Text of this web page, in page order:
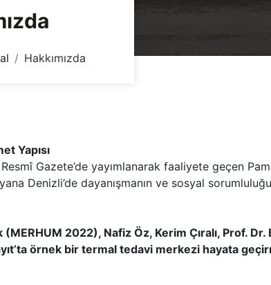
Hakkımızda
Yapısı
Gazete’de yayımlanarak faaliyete geçen
Denizli’de dayanışmanın ve sosyal
2022), Nafiz Öz, Kerim Çıralı, Prof.
örnek bir termal tedavi merkezi hayata